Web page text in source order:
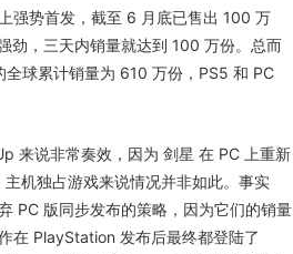
强势首发，截至 6 月底已售出 100 万
劲，三天内销量就达到 100 万份。总而
球累计销量为 610 万份，PS5 和 PC
来说非常奏效，因为 剑星 在 PC 上重新
机独占游戏来说情况并非如此。事实
PC 版同步发布的策略，因为它们的销量
在 PlayStation 发布后最终都登陆了